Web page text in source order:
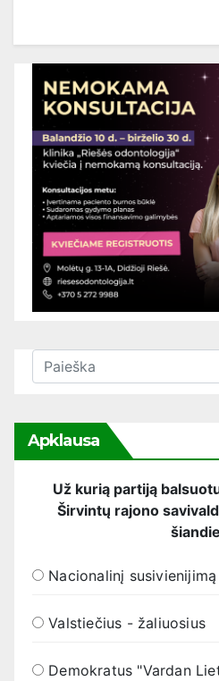
Apklausa
Už kurią partiją
Širvintų rajono
Nacionalinį susivienijimą
Valstiečius - žaliuosius
Demokratus "Vardan